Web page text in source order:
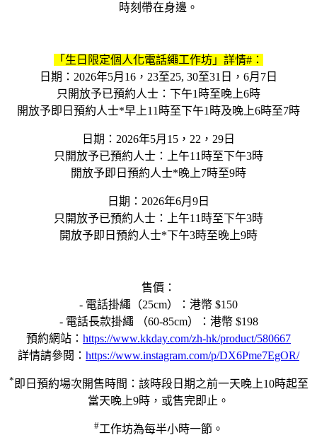
時刻帶在身邊。
「生日限定個人化電話繩工作坊」詳情#：
日期：2026年5月16，23至25, 30至31日，6月7日
只開放予已預約人士：下午1時至晚上6時
開放予即日預約人士*早上11時至下午1時及晚上6時至7時
日期：2026年5月15，22，29日
只開放予已預約人士：上午11時至下午3時
開放予即日預約人士*晚上7時至9時
日期：2026年6月9日
只開放予已預約人士：上午11時至下午3時
開放予即日預約人士*下午3時至晚上9時
售價：
- 電話掛繩（25cm）：港幣 $150
- 電話長款掛繩 （60-85cm）：港幣 $198
預約網站： https://www.kkday.com/zh-hk/product/580667
詳情請參閱： https://www.instagram.com/p/DX6Pme7EgOR/
* 即日預約場次開售時間：該時段日期之前一天晚上10時起至
當天晚上9時，或售完即止。
#工作坊為每半小時一節。